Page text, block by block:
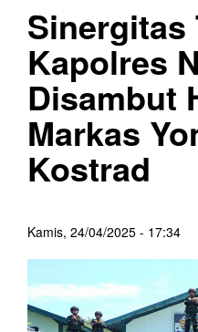
Sinergitas
Kapolres
Disambut
Markas
Kostrad
Kamis, 24/04/2025 - 17:34